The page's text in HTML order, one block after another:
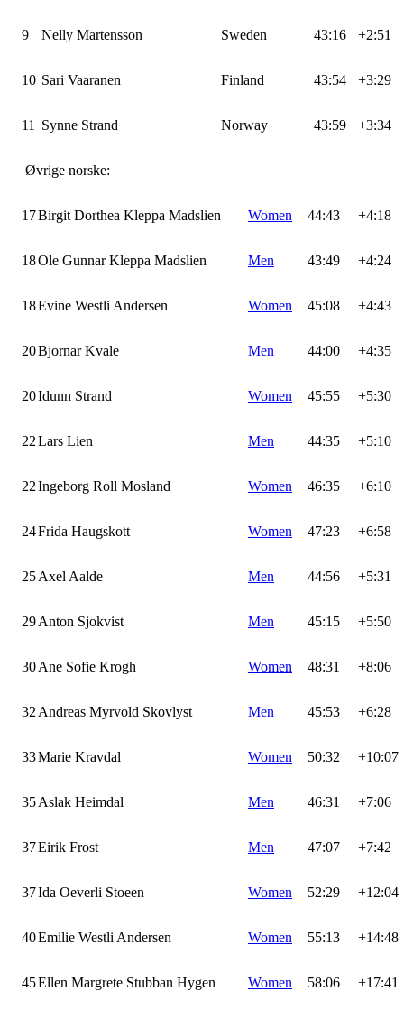
9 Nelly Martensson Sweden 43:16 +2:51
10 Sari Vaaranen Finland 43:54 +3:29
11 Synne Strand Norway 43:59 +3:34
Øvrige norske:
17Birgit Dorthea Kleppa Madslien Women 44:43 +4:18
18Ole Gunnar Kleppa Madslien Men 43:49 +4:24
18Evine Westli Andersen Women 45:08 +4:43
20Bjornar Kvale Men 44:00 +4:35
20Idunn Strand Women 45:55 +5:30
22Lars Lien Men 44:35 +5:10
22Ingeborg Roll Mosland Women 46:35 +6:10
24Frida Haugskott Women 47:23 +6:58
25Axel Aalde Men 44:56 +5:31
29Anton Sjokvist Men 45:15 +5:50
30Ane Sofie Krogh Women 48:31 +8:06
32 Andreas Myrvold Skovlyst Men 45:53 +6:28
33Marie Kravdal Women 50:32 +10:07
35Aslak Heimdal Men 46:31 +7:06
37Eirik Frost Men 47:07 +7:42
37Ida Oeverli Stoeen Women 52:29 +12:04
40Emilie Westli Andersen Women 55:13 +14:48
45Ellen Margrete Stubban Hygen Women 58:06 +17:41